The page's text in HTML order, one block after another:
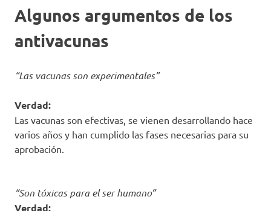
Algunos argumentos de los
antivacunas
“Las vacunas son experimentales”
Verdad:
Las vacunas son efectivas, se vienen desarrollando hace
varios años y han cumplido las fases necesarias para su
aprobación.
“Son tóxicas para el ser humano”
Verdad: